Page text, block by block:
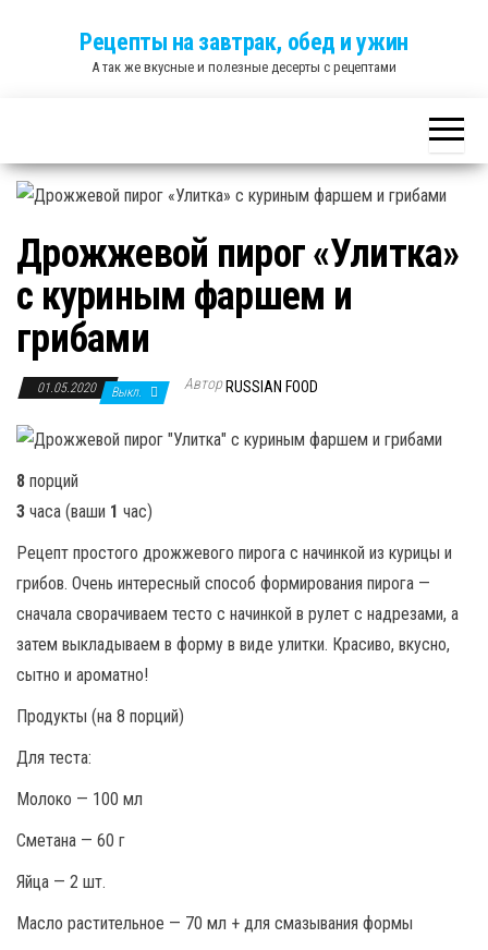
Рецепты на завтрак, обед и ужин
А так же вкусные и полезные десерты с рецептами
Дрожжевой пирог «Улитка»
с куриным фаршем и
грибами
01.05.2020 Выкл. Автор RUSSIAN FOOD
8 порций
3 часа (ваши 1 час)
Рецепт простого дрожжевого пирога с начинкой из курицы и
грибов. Очень интересный способ формирования пирога —
сначала сворачиваем тесто с начинкой в рулет с надрезами, а
затем выкладываем в форму в виде улитки. Красиво, вкусно,
сытно и ароматно!
Продукты (на 8 порций)
Для теста:
Молоко — 100 мл
Сметана — 60 г
Яйца — 2 шт.
Масло растительное — 70 мл + для смазывания формы